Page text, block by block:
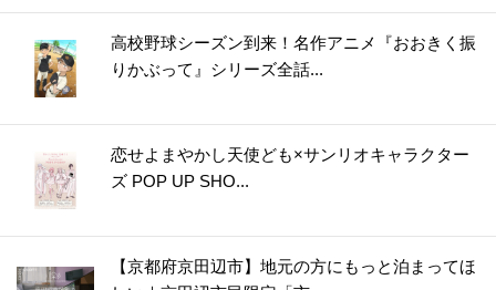
高校野球シーズン到来！名作アニメ『おおきく振
りかぶって』シリーズ全話...
恋せよまやかし天使ども×サンリオキャラクター
ズ POP UP SHO...
【京都府京田辺市】地元の方にもっと泊まってほ